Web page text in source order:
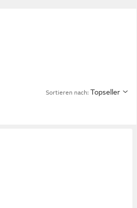
Sortieren nach: Topseller